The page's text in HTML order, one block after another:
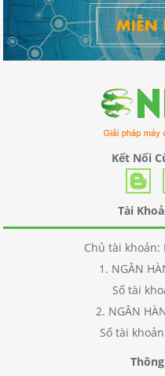
Kết Nối
Tài
Chủ tài khoản:
1. NGÂN
Số tài
2. NGÂN
Số tài